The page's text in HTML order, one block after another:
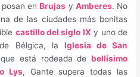
posan enBrujas y Amberes. No
de las ciudades más bonitas
castillo del siglo IX y uno de
Bélgica, la Iglesia de San
está rodeada de bellísimo
Lys, Gante supera todas las